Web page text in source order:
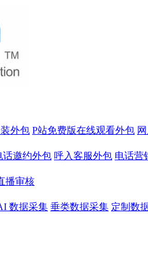
外包 P站免费版在线观看外包
话邀约外包 呼入客服外包 电话营
播审核
数据采集 垂类数据采集 定制数